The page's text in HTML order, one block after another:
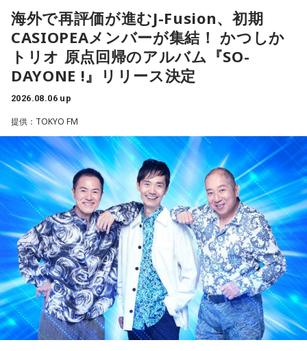
ね」
放送ではさらにドンの実態についての解説が続いた。
ちゃくちゃだし、早口で喋ったもんだから、ただただ引きつ
らせてしまいました」と当時を振り返り、苦笑いを見せまし
た。
ゴリさん
◆故郷・沖縄で味わう絶景とグルメ
沖縄を訪れたらぜひ足を運んでほしい場所として、ゴリさん
は国際通り近くの「せんべろ街」を紹介しました。「そこだ
け東南アジアの空気感もあるので、1つの場所で2つの旅行を
しているみたい」と、その独特の魅力を語ります。
なかでもおすすめとして挙げたのが「米仙」です。お酒3杯に
寿司5貫の組み合わせがリーズナブルな価格で楽しめ、「石垣
牛の握りが絶品」だと紹介。「炙りと生があるんですけど、
炙らないほうがおすすめです」と、地元ならではの楽しみ方
も教えてくれました。
さらに、「末廣ブルース」も外せない1軒です。建物のレトロ
感が魅力の豚串専門店で、「タンだとかハラミだとかハツ、
れることを選ぶと流れが変わります。人と違っても大丈夫。
今夜にでも「本当はこう生きたい」を自由に書き出してみ
て。
【2位】双子座（ふたご座）
思いがけない誘いや情報が、次の展開を連れてくるかも！今
正解です。誰かとの会話から人生のヒントが見つかる予感
も。今日は気になる人に自分から連絡してみて。
【3位】天秤座（てんびん座）
今日から金星が天秤座へ！！あなた本来の魅力がグッと高ま
る時。人とのご縁にも恵まれやすく、嬉しいお誘いや出会い
があるかもしれません。少しおしゃれして人に会うのもおす
すめ。今日は鏡の前で「今の自分が好きなところ」を3つ見つ
けて褒めてみて！
【4位】射手座（いて座）
「もっと面白いことがしたい！」という気持ちが未来を動か
します。今までのやり方にこだわらず、楽しそうな方へ進ん
でみると思わぬ展開が待っていそう。少し大胆なくらいで
OK。今日はこの夏やりたいことを一つ予定に書き込んでみ
海外で再評価が進むJ-Fusion、初期
CASIOPEAメンバーが集結！ かつしか
トリオ 原点回帰のアルバム『SO-
DAYONE !』リリース決定
2026.08.06 up
提供：TOKYO FM